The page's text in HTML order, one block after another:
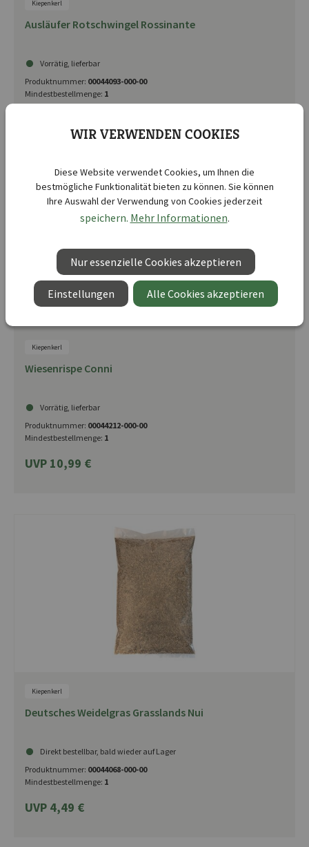
Kiepenkerl
Ausläufer Rotschwingel Rossinante
Vorrätig, lieferbar
Produktnummer: 00044093-000-00
Mindestbestellmenge: 1
Kiepenkerl
Wiesenrispe Conni
Vorrätig, lieferbar
Produktnummer: 00044212-000-00
Mindestbestellmenge: 1
UVP 10,99 €
Kiepenkerl
Deutsches Weidelgras Grasslands Nui
Direkt bestellbar, bald wieder auf Lager
Produktnummer: 00044068-000-00
Mindestbestellmenge: 1
UVP 4,49 €
WIR VERWENDEN COOKIES
Diese Website verwendet Cookies, um Ihnen die
bestmögliche Funktionalität bieten zu können. Sie können
Ihre Auswahl der Verwendung von Cookies jederzeit
speichern. Mehr Informationen.
Nur essenzielle Cookies akzeptieren
Einstellungen Alle Cookies akzeptieren